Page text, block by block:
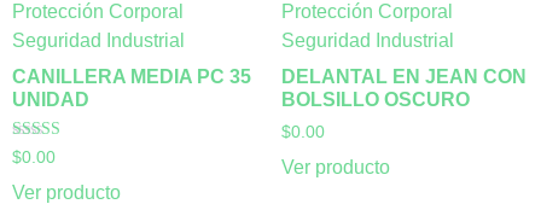
Protección Corporal
Seguridad Industrial
CANILLERA MEDIA PC 35
UNIDAD
Valorado con
5.00
de 5
$0.00
Ver producto
Protección Corporal
Seguridad Industrial
DELANTAL EN JEAN CON
BOLSILLO OSCURO
$0.00
Ver producto